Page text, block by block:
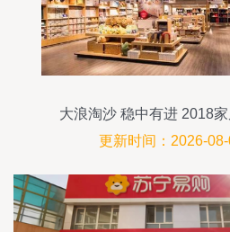
大浪淘沙 稳中有进 2018
更新时间：2026-